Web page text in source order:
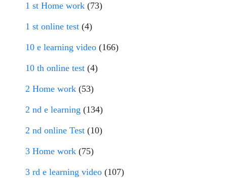
1 st Home work (73)
1 st online test (4)
10 e learning video (166)
10 th online test (4)
2 Home work (53)
2 nd e learning (134)
2 nd online Test (10)
3 Home work (75)
3 rd e learning video (107)